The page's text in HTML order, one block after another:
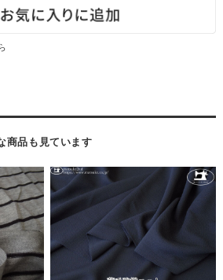
商品も見ています